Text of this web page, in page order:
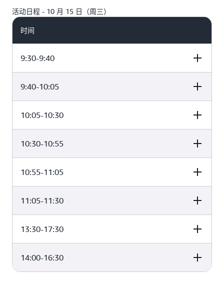
活动日程 - 10 月 15 日（周三）
时间
9:30-9:40
演讲主题
开场致辞
9:40-10:05
演讲主题
亚马逊云科技 Marketplace：业务全球化新引擎
10:05-10:30
演讲主题
圆桌论坛：与全球合作伙伴探讨加速成长之路
10:30-10:55
演讲主题
亚马逊云科技 Marketplace 新功能与全球拓展
10:55-11:05
演讲主题
客户案例分享：从本地到全球 从获客到增长
11:05-11:30
演讲主题
炉边谈话：为合作伙伴提供全方位市场资源
13:30-17:30
演讲主题
14:00-16:30